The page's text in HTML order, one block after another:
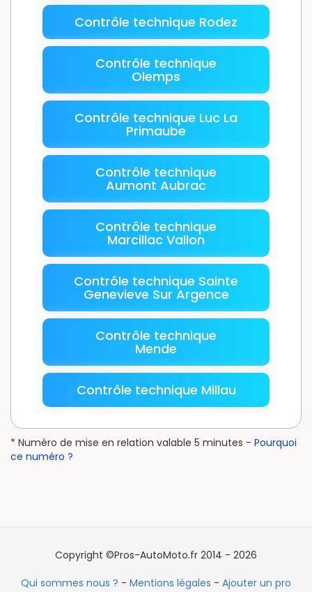
Contrôle technique Rodez
Contrôle technique
Olemps
Contrôle technique Luc La
Primaube
Contrôle technique
Aumont Aubrac
Contrôle technique
Marcillac Vallon
Contrôle technique Sainte
Genevieve Sur Argence
Contrôle technique
Mende
Contrôle technique Millau
* Numéro de mise en relation valable 5 minutes - Pourquoi
ce numéro ?
Copyright ©Pros-AutoMoto.fr 2014 - 2026
Qui sommes nous ? - Mentions légales - Ajouter un pro